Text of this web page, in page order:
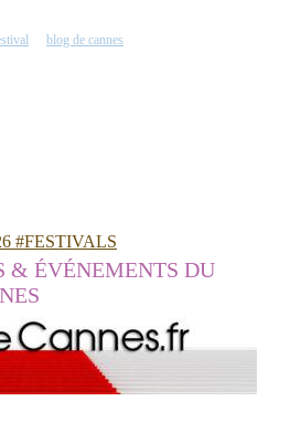
blog de cannes
#FESTIVALS
& ÉVÉNEMENTS DU